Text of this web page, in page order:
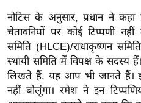
यं
ग
इं
डि
या
नोटिस के अनुसार, प्रधान ने
चेतावनियों पर कोई टिप्पणी
समिति (HLCE)/राधाकृष्णन
स्थायी समिति में विपक्ष के सदस्य
लिखते हैं, यह आप भी जानते हैं।
नहीं बोलूंगा। रमेश ने इन